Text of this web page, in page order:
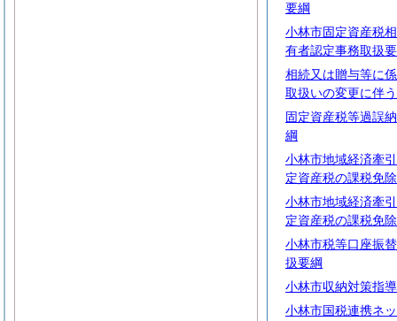
要綱
小林市固定資産税
有者認定事務取扱
相続又は贈与等に
取扱いの変更に伴
固定資産税等過誤
綱
小林市地域経済牽
定資産税の課税免
小林市地域経済牽
定資産税の課税免
小林市税等口座振
扱要綱
小林市収納対策指
小林市国税連携ネ